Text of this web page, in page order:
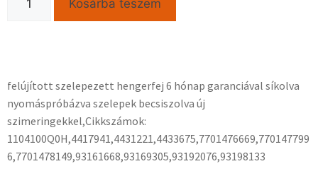
Kosárba teszem
felújított szelepezett hengerfej 6 hónap garanciával síkolva
nyomáspróbázva szelepek becsiszolva új
szimeringekkel,Cikkszámok:
1104100Q0H,4417941,4431221,4433675,7701476669,770147799
6,7701478149,93161668,93169305,93192076,93198133